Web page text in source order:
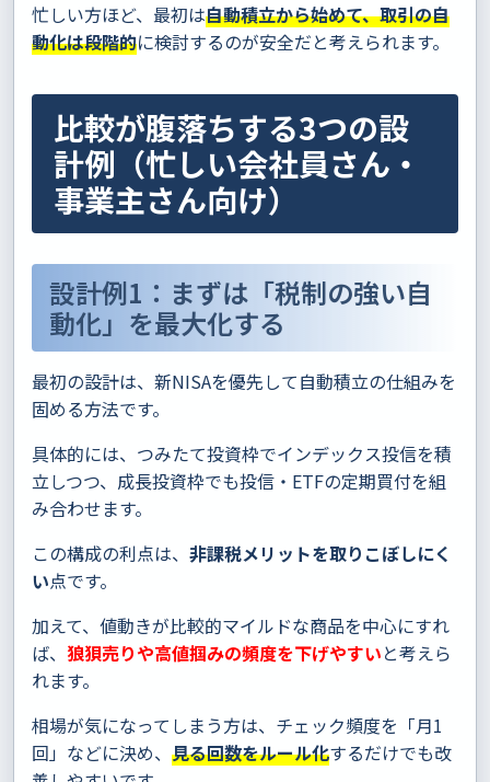
忙しい方ほど、最初は自動積立から始めて、取引の自
動化は段階的に検討するのが安全だと考えられます。
比較が腹落ちする3つの設
計例（忙しい会社員さん・
事業主さん向け）
設計例1：まずは「税制の強い自
動化」を最大化する
最初の設計は、新NISAを優先して自動積立の仕組みを
固める方法です。
具体的には、つみたて投資枠でインデックス投信を積
立しつつ、成長投資枠でも投信・ETFの定期買付を組
み合わせます。
この構成の利点は、 非課税メリットを取りこぼしにく
い点です。
加えて、値動きが比較的マイルドな商品を中心にすれ
ば、 狼狽売りや高値掴みの頻度を下げやすいと考えら
れます。
相場が気になってしまう方は、チェック頻度を「月1
回」などに決め、 見る回数をルール化するだけでも改